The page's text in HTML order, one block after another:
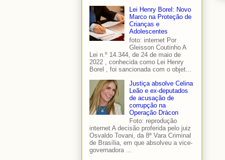
Lei Henry Borel: Novo
Marco na Proteção de
Crianças e
Adolescentes
foto: internet Por
Gleisson Coutinho A
Lei n.º 14.344, de 24 de maio de
2022 , conhecida como Lei Henry
Borel , foi sancionada com o objet...
Justiça absolve Celina
Leão e ex-deputados
de acusação de
corrupção na
Operação Drácon
Foto: reprodução
internet A decisão proferida pelo juiz
Osvaldo Tovani, da 8ª Vara Criminal
de Brasília, em que absolveu a vice-
governadora ...